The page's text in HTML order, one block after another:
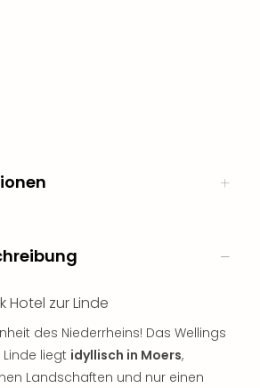
Hotel zur Linde
des Niederrheins! Das Wellings
liegt idyllisch in Moers,
Landschaften und nur einen